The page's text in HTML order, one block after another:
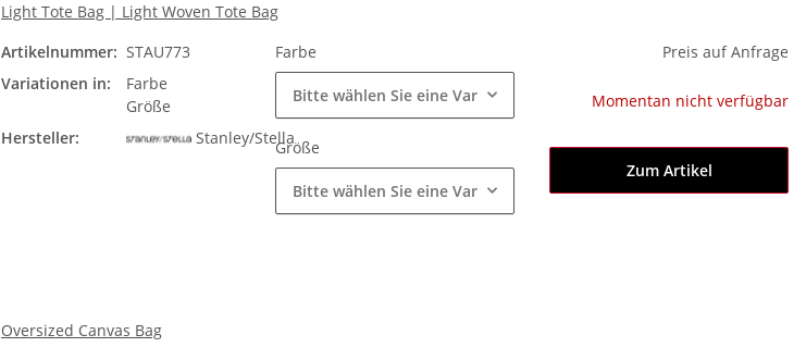
Light Tote Bag | Light Woven Tote Bag
Artikelnummer: STAU773
Variationen in:
Farbe
Größe
Hersteller:
Stanley/Stella
Farbe
Bitte wählen Sie eine Variation.
Größe
Bitte wählen Sie eine Variation.
Preis auf Anfrage
Momentan nicht verfügbar
Zum Artikel
Oversized Canvas Bag